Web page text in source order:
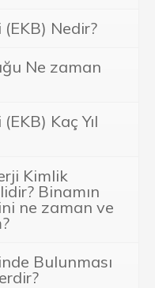
Nedir?
Ne zaman
Kaç Yıl
Kimlik
Binamın
ne zaman ve
Bulunması